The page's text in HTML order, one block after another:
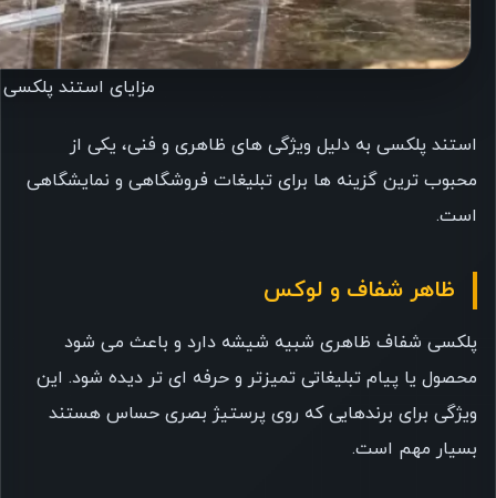
مزایای استند پلکسی
استند پلکسی به دلیل ویژگی های ظاهری و فنی، یکی از
محبوب ترین گزینه ها برای تبلیغات فروشگاهی و نمایشگاهی
است.
ظاهر شفاف و لوکس
پلکسی شفاف ظاهری شبیه شیشه دارد و باعث می شود
محصول یا پیام تبلیغاتی تمیزتر و حرفه ای تر دیده شود. این
ویژگی برای برندهایی که روی پرستیژ بصری حساس هستند
بسیار مهم است.